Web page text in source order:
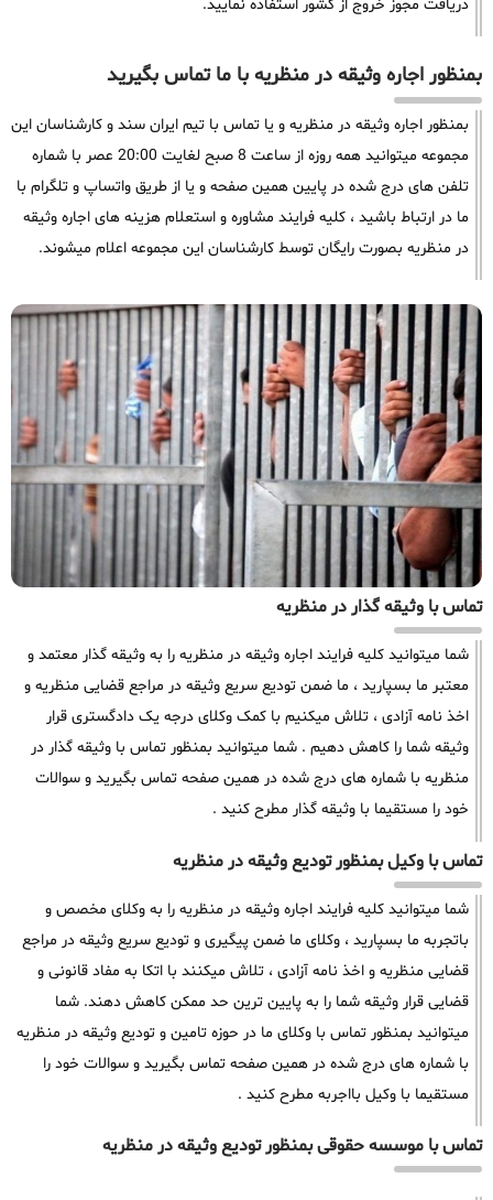
دریافت مجوز خروج از کشور استفاده نمایید.
بمنظور اجاره وثیقه در منظریه با ما تماس بگیرید
بمنظور اجاره وثیقه در منظریه و یا تماس با تیم ایران سند و کارشناسان این
مجموعه میتوانید همه روزه از ساعت 8 صبح لغایت 20:00 عصر با شماره
تلفن های درج شده در پایین همین صفحه و یا از طریق واتساپ و تلگرام با
ما در ارتباط باشید ، کلیه فرایند مشاوره و استعلام هزینه های اجاره وثیقه
در منظریه بصورت رایگان توسط کارشناسان این مجموعه اعلام میشوند.
تماس با وثیقه گذار در منظریه
شما میتوانید کلیه فرایند اجاره وثیقه در منظریه را به وثیقه گذار معتمد و
معتبر ما بسپارید ، ما ضمن تودیع سریع وثیقه در مراجع قضایی منظریه و
اخذ نامه آزادی ، تلاش میکنیم با کمک وکلای درجه یک دادگستری قرار
وثیقه شما را کاهش دهیم . شما میتوانید بمنظور تماس با وثیقه گذار در
منظریه با شماره های درج شده در همین صفحه تماس بگیرید و سوالات
خود را مستقیما با وثیقه گذار مطرح کنید .
تماس با وکیل بمنظور تودیع وثیقه در منظریه
شما میتوانید کلیه فرایند اجاره وثیقه در منظریه را به وکلای مخصص و
باتجربه ما بسپارید ، وکلای ما ضمن پیگیری و تودیع سریع وثیقه در مراجع
قضایی منظریه و اخذ نامه آزادی ، تلاش میکنند با اتکا به مفاد قانونی و
قضایی قرار وثیقه شما را به پایین ترین حد ممکن کاهش دهند. شما
میتوانید بمنظور تماس با وکلای ما در حوزه تامین و تودیع وثیقه در منظریه
با شماره های درج شده در همین صفحه تماس بگیرید و سوالات خود را
مستقیما با وکیل بااجربه مطرح کنید .
تماس با موسسه حقوقی بمنظور تودیع وثیقه در منظریه